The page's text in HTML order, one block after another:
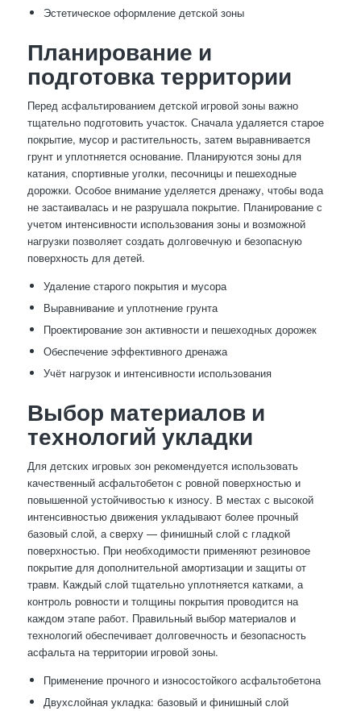
Эстетическое оформление детской зоны
Планирование и
подготовка территории
Перед асфальтированием детской игровой зоны важно
тщательно подготовить участок. Сначала удаляется старое
покрытие, мусор и растительность, затем выравнивается
грунт и уплотняется основание. Планируются зоны для
катания, спортивные уголки, песочницы и пешеходные
дорожки. Особое внимание уделяется дренажу, чтобы вода
не застаивалась и не разрушала покрытие. Планирование с
учетом интенсивности использования зоны и возможной
нагрузки позволяет создать долговечную и безопасную
поверхность для детей.
Удаление старого покрытия и мусора
Выравнивание и уплотнение грунта
Проектирование зон активности и пешеходных дорожек
Обеспечение эффективного дренажа
Учёт нагрузок и интенсивности использования
Выбор материалов и
технологий укладки
Для детских игровых зон рекомендуется использовать
качественный асфальтобетон с ровной поверхностью и
повышенной устойчивостью к износу. В местах с высокой
интенсивностью движения укладывают более прочный
базовый слой, а сверху — финишный слой с гладкой
поверхностью. При необходимости применяют резиновое
покрытие для дополнительной амортизации и защиты от
травм. Каждый слой тщательно уплотняется катками, а
контроль ровности и толщины покрытия проводится на
каждом этапе работ. Правильный выбор материалов и
технологий обеспечивает долговечность и безопасность
асфальта на территории игровой зоны.
Применение прочного и износостойкого асфальтобетона
Двухслойная укладка: базовый и финишный слой